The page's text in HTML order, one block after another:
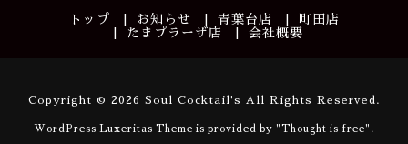
トップ お知らせ 青葉台店
町田店
たまプラーザ店
会社概要
Copyright © 2026 Soul Cocktail's All Rights Reserved.
WordPress Luxeritas Theme is provided by "Thought is free".